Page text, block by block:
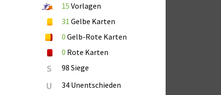
15 Vorlagen
31 Gelbe Karten
0 Gelb-Rote Karten
0 Rote Karten
S 98 Siege
U 34 Unentschieden